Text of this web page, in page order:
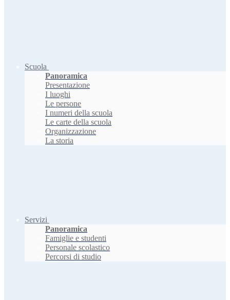
Scuola
Panoramica
Presentazione
I luoghi
Le persone
I numeri della scuola
Le carte della scuola
Organizzazione
La storia
Servizi
Panoramica
Famiglie e studenti
Personale scolastico
Percorsi di studio